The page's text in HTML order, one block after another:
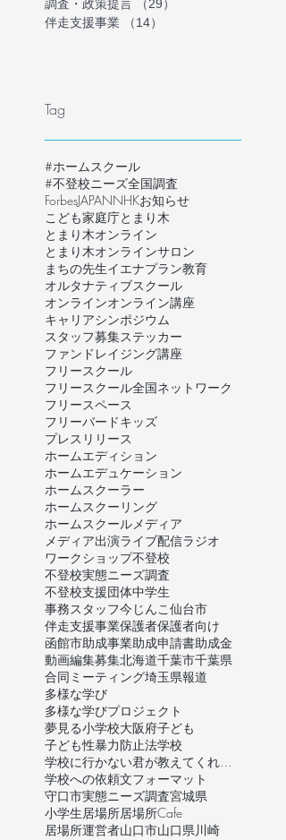
調査・政策提言 （29）
伴走支援事業
（14）
Tag
#ホームスクール
#不登校ニーズ全国調査
ForbesJAPANNHKお知らせ
こども家庭庁とまり木
とまり木オンライン
とまり木オンラインサロン
まちの先生イエナプラン教育
オルタナティブスクール
オンラインオンライン講座
キャリアシンポジウム
スタッフ募集ステッカー
ファンドレイジング講座
フリースクール
フリースクール全国ネットワーク
フリースペース
フリーバードキッズ
プレスリリース
ホームエディション
ホームエデュケーション
ホームスクーラー
ホームスクーリング
ホームスクールメディア
メディア出演ライブ配信ラジオ
ワークショップ不登校
不登校実態ニーズ調査
不登校支援団体中学生
事務スタッフ今じんこ仙台市
伴走支援事業保護者保護者向け
函館市助成事業助成申請書助成金
動画編集募集北海道千葉市千葉県
合同ミーティング埼玉県報道
多様な学び
多様な学びプロジェクト
夢見る小学校大阪府子ども
子ども性暴力防止法学校
学校に行かない君が教えてくれたこと
学校への依頼文フォーマット
守口市実態ニーズ調査宮城県
小学生居場所居場所Cafe
居場所運営者山口市山口県川崎